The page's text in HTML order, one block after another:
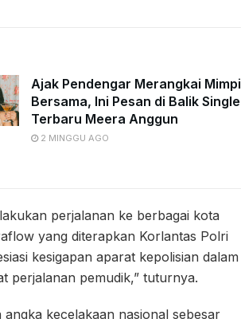
Ajak Pendengar Merangkai Mimpi
Bersama, Ini Pesan di Balik Single
Terbaru Meera Anggun
2 MINGGU AGO
perjalanan ke berbagai kota
yang diterapkan Korlantas Polri
kesigapan aparat kepolisian dalam
perjalanan pemudik,” tuturnya.
kecelakaan nasional sebesar